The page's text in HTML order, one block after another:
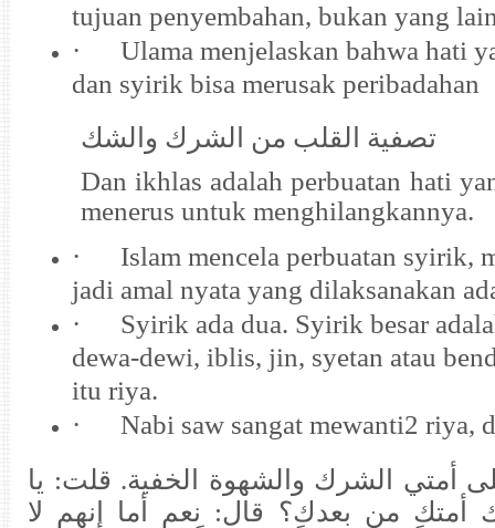
tujuan penyembahan, bukan yang
·
Ulama menjelaskan bahwa hati
dan syirik bisa merusak peribadahan
تصفية القلب من الشرك والشك
Dan ikhlas adalah perbuatan hati
menerus untuk menghilangkannya.
·
Islam mencela perbuatan syirik,
jadi amal nyata yang dilaksanakan
·
Syirik ada dua. Syirik besar
dewa-dewi, iblis, jin, syetan atau
itu riya.
·
Nabi saw sangat mewanti2 riya,
أمتي الشرك والشهوة الخفية. قلت: يا
أمتك من بعدك؟ قال: نعم أما إنهم لا